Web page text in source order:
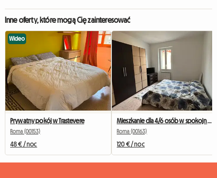
Inne oferty, które mogą Cię zainteresować
Wideo
Prywatny pokój w Trastevere
Roma (00153)
48 € / noc
Roma (00163)
120 € / noc